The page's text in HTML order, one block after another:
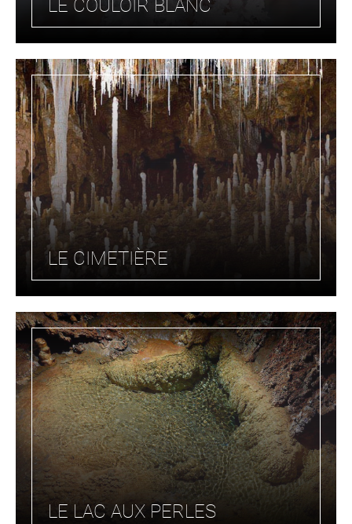
LE COULOIR BLANC
LE CIMETIÈRE
LE LAC AUX PERLES